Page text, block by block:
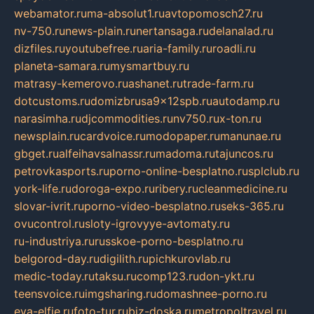
webamator.ruma-absolut1.ruavtopomosch27.ru
nv-750.runews-plain.runertansaga.rudelanalad.ru
dizfiles.ruyoutubefree.ruaria-family.ruroadli.ru
planeta-samara.rumysmartbuy.ru
matrasy-kemerovo.ruashanet.rutrade-farm.ru
dotcustoms.rudomizbrusa9x12spb.ruautodamp.ru
narasimha.rudjcommodities.runv750.rux-ton.ru
newsplain.rucardvoice.rumodopaper.rumanunae.ru
gbget.rualfeihavsalnassr.rumadoma.rutajuncos.ru
petrovkasports.ruporno-online-besplatno.rusplclub.ru
york-life.rudoroga-expo.ruribery.rucleanmedicine.ru
slovar-ivrit.ruporno-video-besplatno.ruseks-365.ru
ovucontrol.rusloty-igrovyye-avtomaty.ru
ru-industriya.rurusskoe-porno-besplatno.ru
belgorod-day.rudigilith.rupichkurovlab.ru
medic-today.rutaksu.rucomp123.rudon-ykt.ru
teensvoice.ruimgsharing.rudomashnee-porno.ru